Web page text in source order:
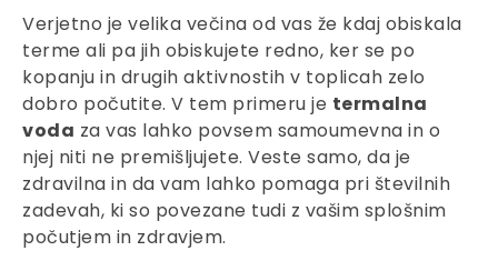
Verjetno je velika večina od vas že kdaj obiskala
terme ali pa jih obiskujete redno, ker se po
kopanju in drugih aktivnostih v toplicah zelo
dobro počutite. V tem primeru je termalna
voda za vas lahko povsem samoumevna in o
njej niti ne premišljujete. Veste samo, da je
zdravilna in da vam lahko pomaga pri številnih
zadevah, ki so povezane tudi z vašim splošnim
počutjem in zdravjem.